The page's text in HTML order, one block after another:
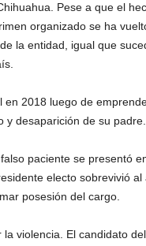
Pese a que el
organizado se ha
la entidad, igual que
en 2018 luego de
y desaparición de su padre.
paciente se presentó
electo sobrevivió
posesión del cargo.
violencia. El candidato